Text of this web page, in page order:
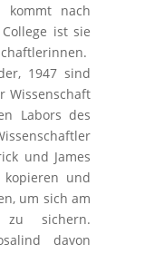
kommt nach
ist sie
1947 sind
Wissenschaft
Labors des
und James
und
um sich am
sichern.
davon